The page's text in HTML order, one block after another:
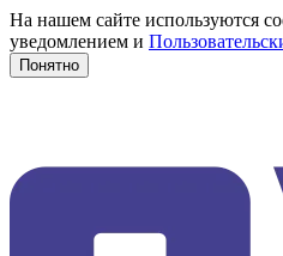
На нашем сайте используются
уведомлением и
Понятно